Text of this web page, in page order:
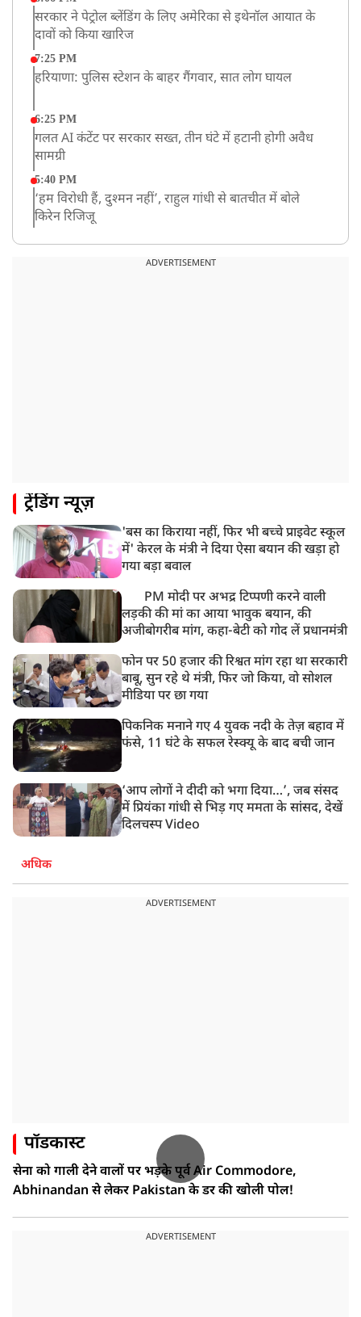
सरकार ने पेट्रोल ब्लेंडिंग के लिए अमेरिका से इथेनॉल आयात के
दावों को किया खारिज
7:25 PM
हरियाणा: पुलिस स्टेशन के बाहर गैंगवार, सात लोग घायल
6:25 PM
गलत AI कंटेंट पर सरकार सख्त, तीन घंटे में हटानी होगी अवैध
सामग्री
5:40 PM
‘हम विरोधी हैं, दुश्मन नहीं’, राहुल गांधी से बातचीत में बोले
किरेन रिजिजू
झारखंड के छात्रों को CJP का समर्थन, रांची पहुंच रहा CJP का
भारी हंगामे के बीच संसद की कार्यवाही दोपहर दो बजे तक के
9:38 AM
झारखंड: JPSC परीक्षा धांधली मामले में और पांच लोग गिरफ्तार,
अबतक 19 अरेस्ट
ADVERTISEMENT
ट्रेंडिंग न्यूज़
'बस का किराया नहीं, फिर भी बच्चे प्राइवेट स्कूल
में' केरल के मंत्री ने दिया ऐसा बयान की खड़ा हो
गया बड़ा बवाल
PM मोदी पर अभद्र टिप्पणी करने वाली
लड़की की मां का आया भावुक बयान, की
अजीबोगरीब मांग, कहा-बेटी को गोद लें प्रधानमंत्री
फोन पर 50 हजार की रिश्वत मांग रहा था सरकारी
बाबू, सुन रहे थे मंत्री, फिर जो किया, वो सोशल
मीडिया पर छा गया
पिकनिक मनाने गए 4 युवक नदी के तेज़ बहाव में
फंसे, 11 घंटे के सफल रेस्क्यू के बाद बची जान
‘आप लोगों ने दीदी को भगा दिया…’, जब संसद
में प्रियंका गांधी से भिड़ गए ममता के सांसद, देखें
दिलचस्प Video
अधिक
ADVERTISEMENT
पॉडकास्ट
सेना को गाली देने वालों पर भड़के पूर्व Air Commodore,
Abhinandan से लेकर Pakistan के डर की खोली पोल!
ADVERTISEMENT